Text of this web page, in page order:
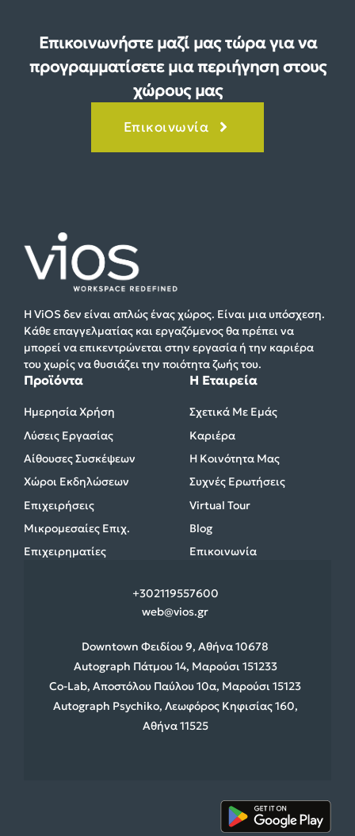
Επικοινωνήστε μαζί μας τώρα για να
προγραμματίσετε μια περιήγηση στους
χώρους μας
Επικοινωνία
Η ViOS δεν είναι απλώς ένας χώρος. Είναι μια υπόσχεση.
Κάθε επαγγελματίας και εργαζόμενος θα πρέπει να
μπορεί να επικεντρώνεται στην εργασία ή την καριέρα
του χωρίς να θυσιάζει την ποιότητα ζωής του.
Προϊόντα
Ημερησία Χρήση
Λύσεις Εργασίας
Αίθουσες Συσκέψεων
Χώροι Εκδηλώσεων
Επιχειρήσεις
Μικρομεσαίες Επιχ.
Επιχειρηματίες
Η Εταιρεία
Σχετικά Με Εμάς
Καριέρα
Η Κοινότητα Μας
Συχνές Ερωτήσεις
Virtual Tour
Blog
Επικοινωνία
+302119557600
web@vios.gr
Downtown Φειδίου 9, Αθήνα 10678
Autograph Πάτμου 14, Μαρούσι 151233
Co-Lab, Αποστόλου Παύλου 10α, Μαρούσι 15123
Autograph Psychiko, Λεωφόρος Κηφισίας 160,
Αθήνα 11525